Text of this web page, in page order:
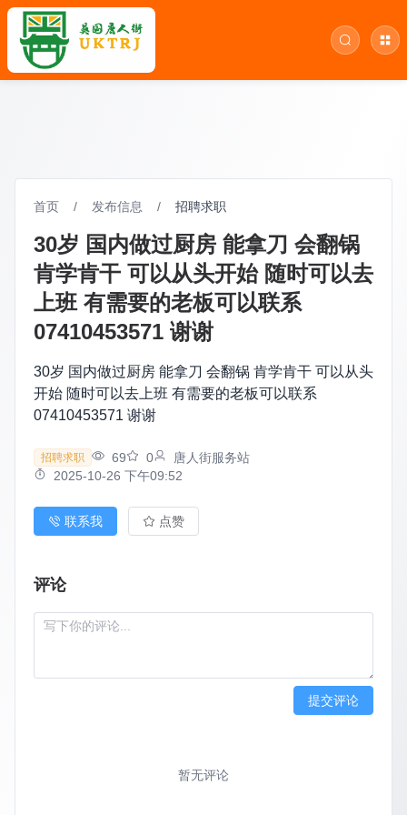
首页 / 发布信息 / 招聘求职
30岁 国内做过厨房 能拿刀 会翻锅
肯学肯干 可以从头开始 随时可以去
上班 有需要的老板可以联系
07410453571 谢谢
30岁 国内做过厨房 能拿刀 会翻锅 肯学肯干 可以从头
开始 随时可以去上班 有需要的老板可以联系
07410453571 谢谢
招聘求职 69 0
唐人街服务站
2025-10-26 下午09:52
联系我 点赞
评论
提交评论
暂无评论